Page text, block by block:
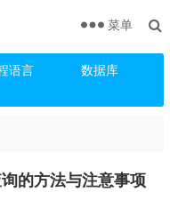
语言
数据库
菜单
的方法与注意事项